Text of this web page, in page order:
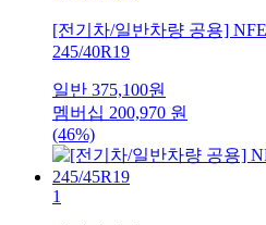
[전기차/일반차량 공용]
245/40R19
일반 375,100원
멤버십 200,970 원
(46%)
1